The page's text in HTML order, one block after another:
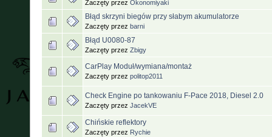
Zaczęty przez Okonomiyaki
Błąd skrzyni biegów przy słabym akumulatorze
Zaczęty przez barni
Błąd U0080-87
Zaczęty przez Zbigy
CarPlay Moduł/wymiana/montaż
Zaczęty przez politop2011
Check Engine po tankowaniu F-Pace 2018, Diesel 2.0
Zaczęty przez JacekVE
Chińskie reflektory
Zaczęty przez Rychie